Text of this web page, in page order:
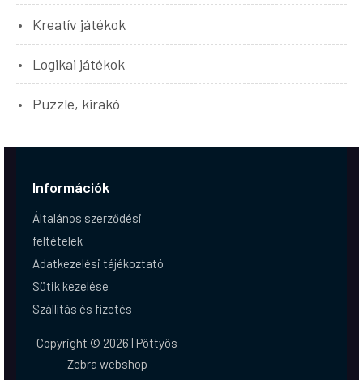
Kreatív játékok
Logikai játékok
Puzzle, kirakó
Információk
Általános szerződési
feltételek
Adatkezelési tájékoztató
Sütik kezelése
Szállítás és fizetés
Copyright © 2026 | Pöttyös
Zebra webshop